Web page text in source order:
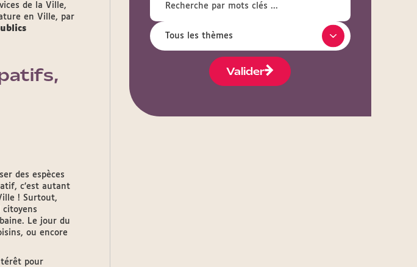
de la Ville,
en Ville, par
des espèces
c’est autant
! Surtout,
citoyens
Le jour du
ou encore
pour
Valider